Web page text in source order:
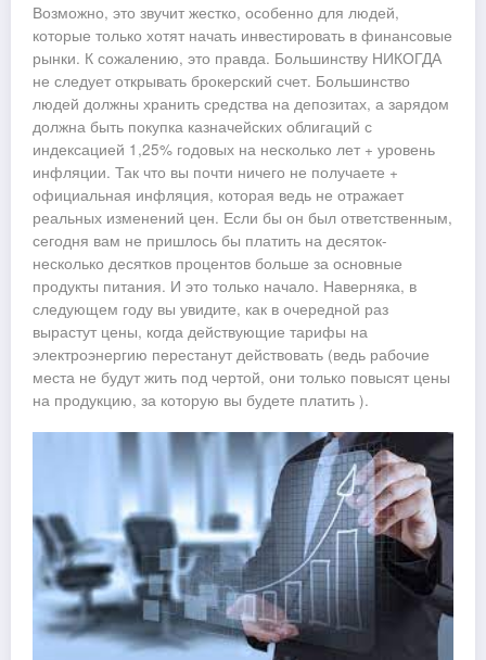
Возможно, это звучит жестко, особенно для людей,
которые только хотят начать инвестировать в финансовые
рынки. К сожалению, это правда. Большинству НИКОГДА
не следует открывать брокерский счет. Большинство
людей должны хранить средства на депозитах, а зарядом
должна быть покупка казначейских облигаций с
индексацией 1,25% годовых на несколько лет + уровень
инфляции. Так что вы почти ничего не получаете +
официальная инфляция, которая ведь не отражает
реальных изменений цен. Если бы он был ответственным,
сегодня вам не пришлось бы платить на десяток-
несколько десятков процентов больше за основные
продукты питания. И это только начало. Наверняка, в
следующем году вы увидите, как в очередной раз
вырастут цены, когда действующие тарифы на
электроэнергию перестанут действовать (ведь рабочие
места не будут жить под чертой, они только повысят цены
на продукцию, за которую вы будете платить ).